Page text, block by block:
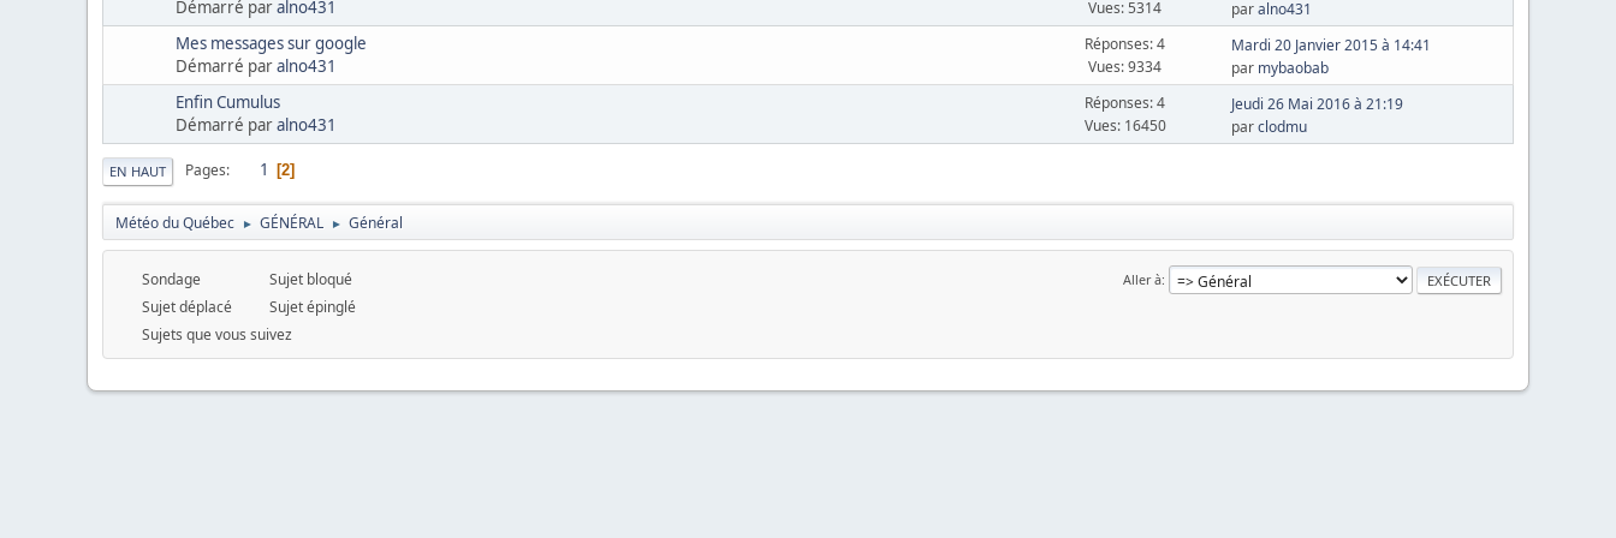
Démarré paralno431
Vues: 5314
paralno431
Mes messages sur google
Démarré paralno431
Réponses: 4
Vues: 9334
Mardi 20 Janvier 2015 à 14:41
par mybaobab
Enfin Cumulus
Démarré paralno431
Réponses: 4
Vues: 16450
Jeudi 26 Mai 2016 à 21:19
parclodmu
EN HAUT Pages 1 2
Météo du Québec ► GÉNÉRAL ► Général
Aller à
Sondage
Sujet déplacé
Sujet bloqué
Sujet épinglé
Sujets que vous suivez